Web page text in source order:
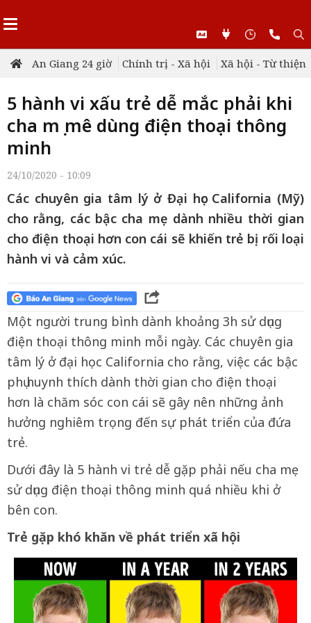
An Giang 24 giờ Chính trị - Xã hội Xã hội - Từ thiện
5 hành vi xấu trẻ dễ mắc phải khi
cha mẹ mê dùng điện thoại thông
minh
24/10/2020 - 10:09
Các chuyên gia tâm lý ở Đại học California (Mỹ)
cho rằng, các bậc cha mẹ dành nhiều thời gian
cho điện thoại hơn con cái sẽ khiến trẻ bị rối loại
hành vi và cảm xúc.
Một người trung bình dành khoảng 3h sử dụng
điện thoại thông minh mỗi ngày. Các chuyên gia
tâm lý ở đại học California cho rằng, việc các bậc
phụ huynh thích dành thời gian cho điện thoại
hơn là chăm sóc con cái sẽ gây nên những ảnh
hưởng nghiêm trọng đến sự phát triển của đứa
trẻ.
Dưới đây là 5 hành vi trẻ dễ gặp phải nếu cha mẹ
sử dụng điện thoại thông minh quá nhiều khi ở
bên con.
Trẻ gặp khó khăn về phát triển xã hội